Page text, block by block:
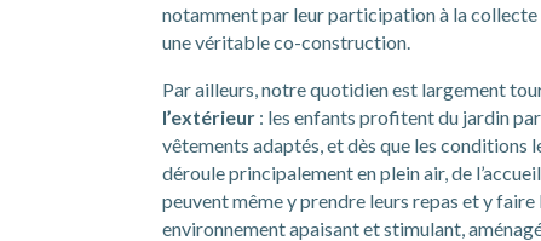
notamment par leur participation à la
une véritable co-construction.
Par ailleurs, notre quotidien est largement
l’extérieur : les enfants profitent du jardin
vêtements adaptés, et dès que les conditions
déroule principalement en plein air, de
peuvent même y prendre leurs repas et y faire
environnement apaisant et stimulant,